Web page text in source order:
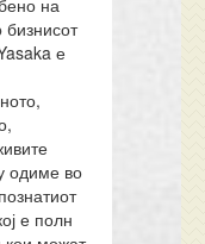
на
бизнисот
е
одиме во
е полн